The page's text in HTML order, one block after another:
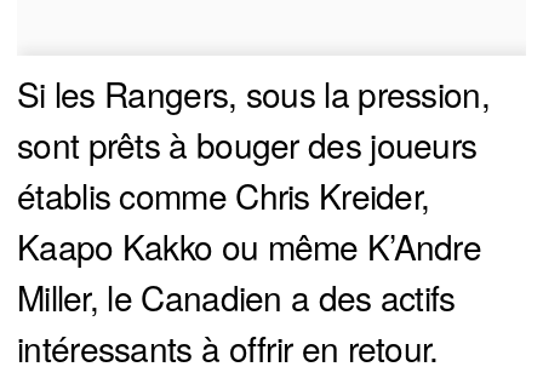
Si les Rangers, sous la pression,
sont prêts à bouger des joueurs
établis comme Chris Kreider,
Kaapo Kakko ou même K’Andre
Miller, le Canadien a des actifs
intéressants à offrir en retour.